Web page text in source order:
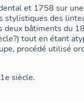
et 1758 sur
stylistiques des
bâtiments du
tout en étant
procédé utilisé
siècle.